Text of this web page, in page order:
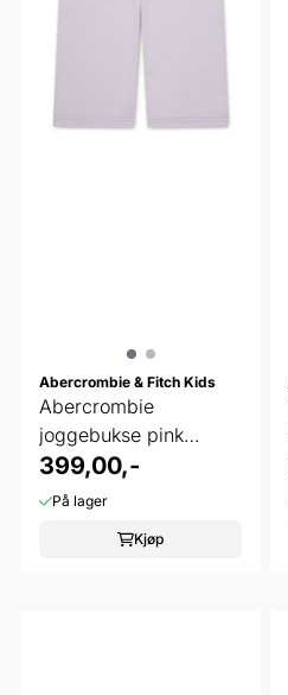
Abercrombie & Fitch Kids
Abercrombie
joggebukse pink
marshmallow
399,00,-
På lager
Kjøp